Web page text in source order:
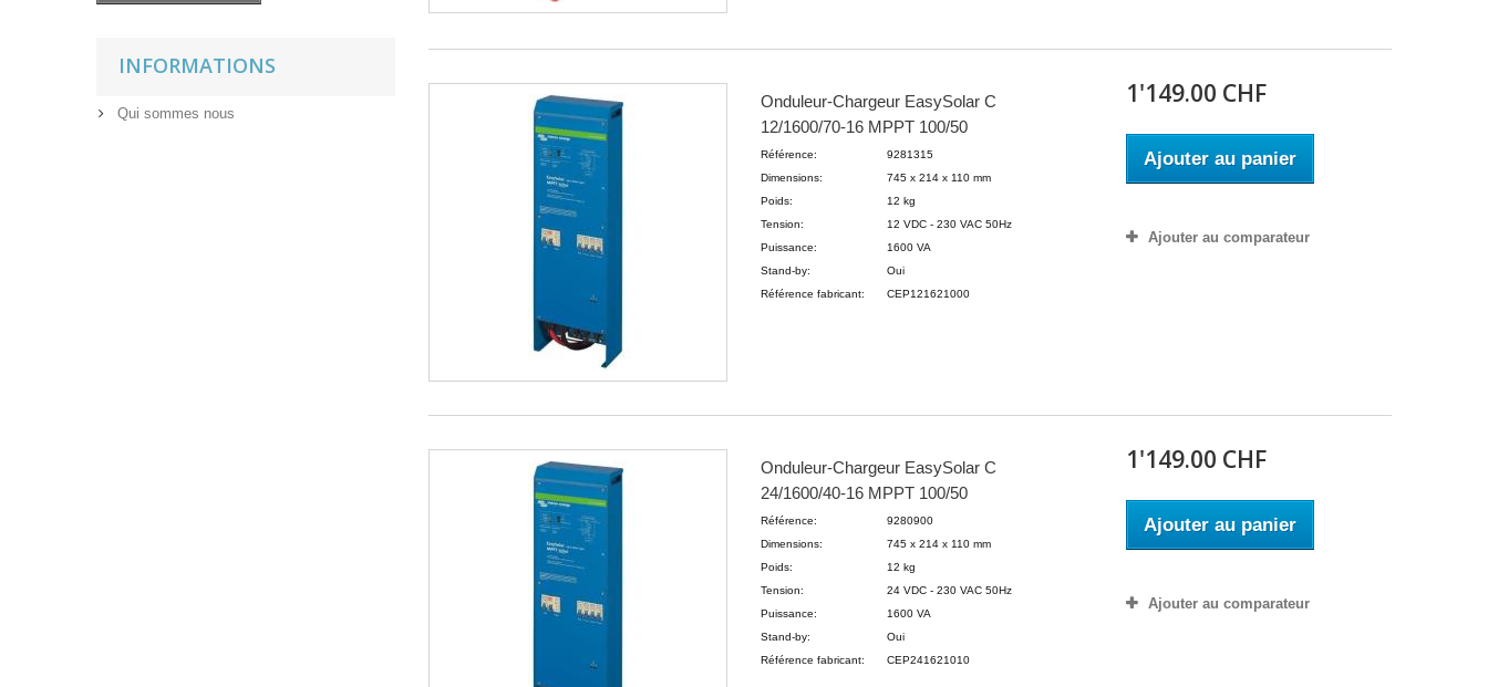
INFORMATIONS
Qui sommes nous
Onduleur-Chargeur EasySolar C
12/1600/70-16 MPPT 100/50
Référence:
9281315
Dimensions:
745 x 214 x 110 mm
Poids:
12 kg
Tension:
12 VDC - 230 VAC 50Hz
Puissance:
1600 VA
Stand-by:
Oui
Référence fabricant:
CEP121621000
1'149.00 CHF
Ajouter au panier
Ajouter au comparateur
Onduleur-Chargeur EasySolar C
24/1600/40-16 MPPT 100/50
Référence:
9280900
Dimensions:
745 x 214 x 110 mm
Poids:
12 kg
Tension:
24 VDC - 230 VAC 50Hz
Puissance:
1600 VA
Stand-by:
Oui
Référence fabricant:
CEP241621010
1'149.00 CHF
Ajouter au panier
Ajouter au comparateur